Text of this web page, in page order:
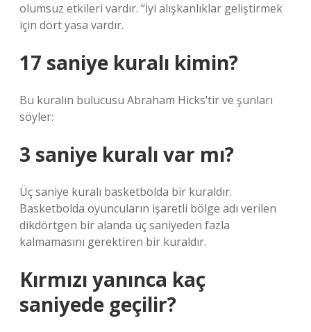
olumsuz etkileri vardır. “İyi alışkanlıklar geliştirmek
için dört yasa vardır.
17 saniye kuralı kimin?
Bu kuralın bulucusu Abraham Hicks’tir ve şunları
söyler:
3 saniye kuralı var mı?
Üç saniye kuralı basketbolda bir kuraldır.
Basketbolda oyuncuların işaretli bölge adı verilen
dikdörtgen bir alanda üç saniyeden fazla
kalmamasını gerektiren bir kuraldır.
Kırmızı yanınca kaç
saniyede geçilir?